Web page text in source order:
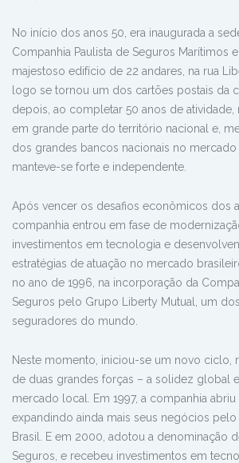
No início dos anos 50, era inaugurada a
Companhia Paulista de Seguros Marítimos
majestoso edifício de 22 andares, na rua
logo se tornou um dos cartões postais da
depois, ao completar 50 anos de atividade,
em grande parte do território nacional e,
dos grandes bancos nacionais no mercado
manteve-se forte e independente.
Após vencer os desafios econômicos dos
companhia entrou em fase de
investimentos em tecnologia e
estratégias de atuação no mercado
no ano de 1996, na incorporação da
Seguros pelo Grupo Liberty Mutual, um
seguradores do mundo.
Neste momento, iniciou-se um novo ciclo,
de duas grandes forças – a solidez global
mercado local. Em 1997, a companhia abriu
expandindo ainda mais seus negócios pelo
Brasil. E em 2000, adotou a denominação
Seguros, e recebeu investimentos em